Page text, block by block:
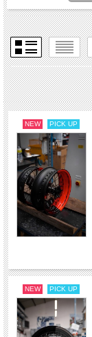
NEW PICK UP
NEW PICK UP